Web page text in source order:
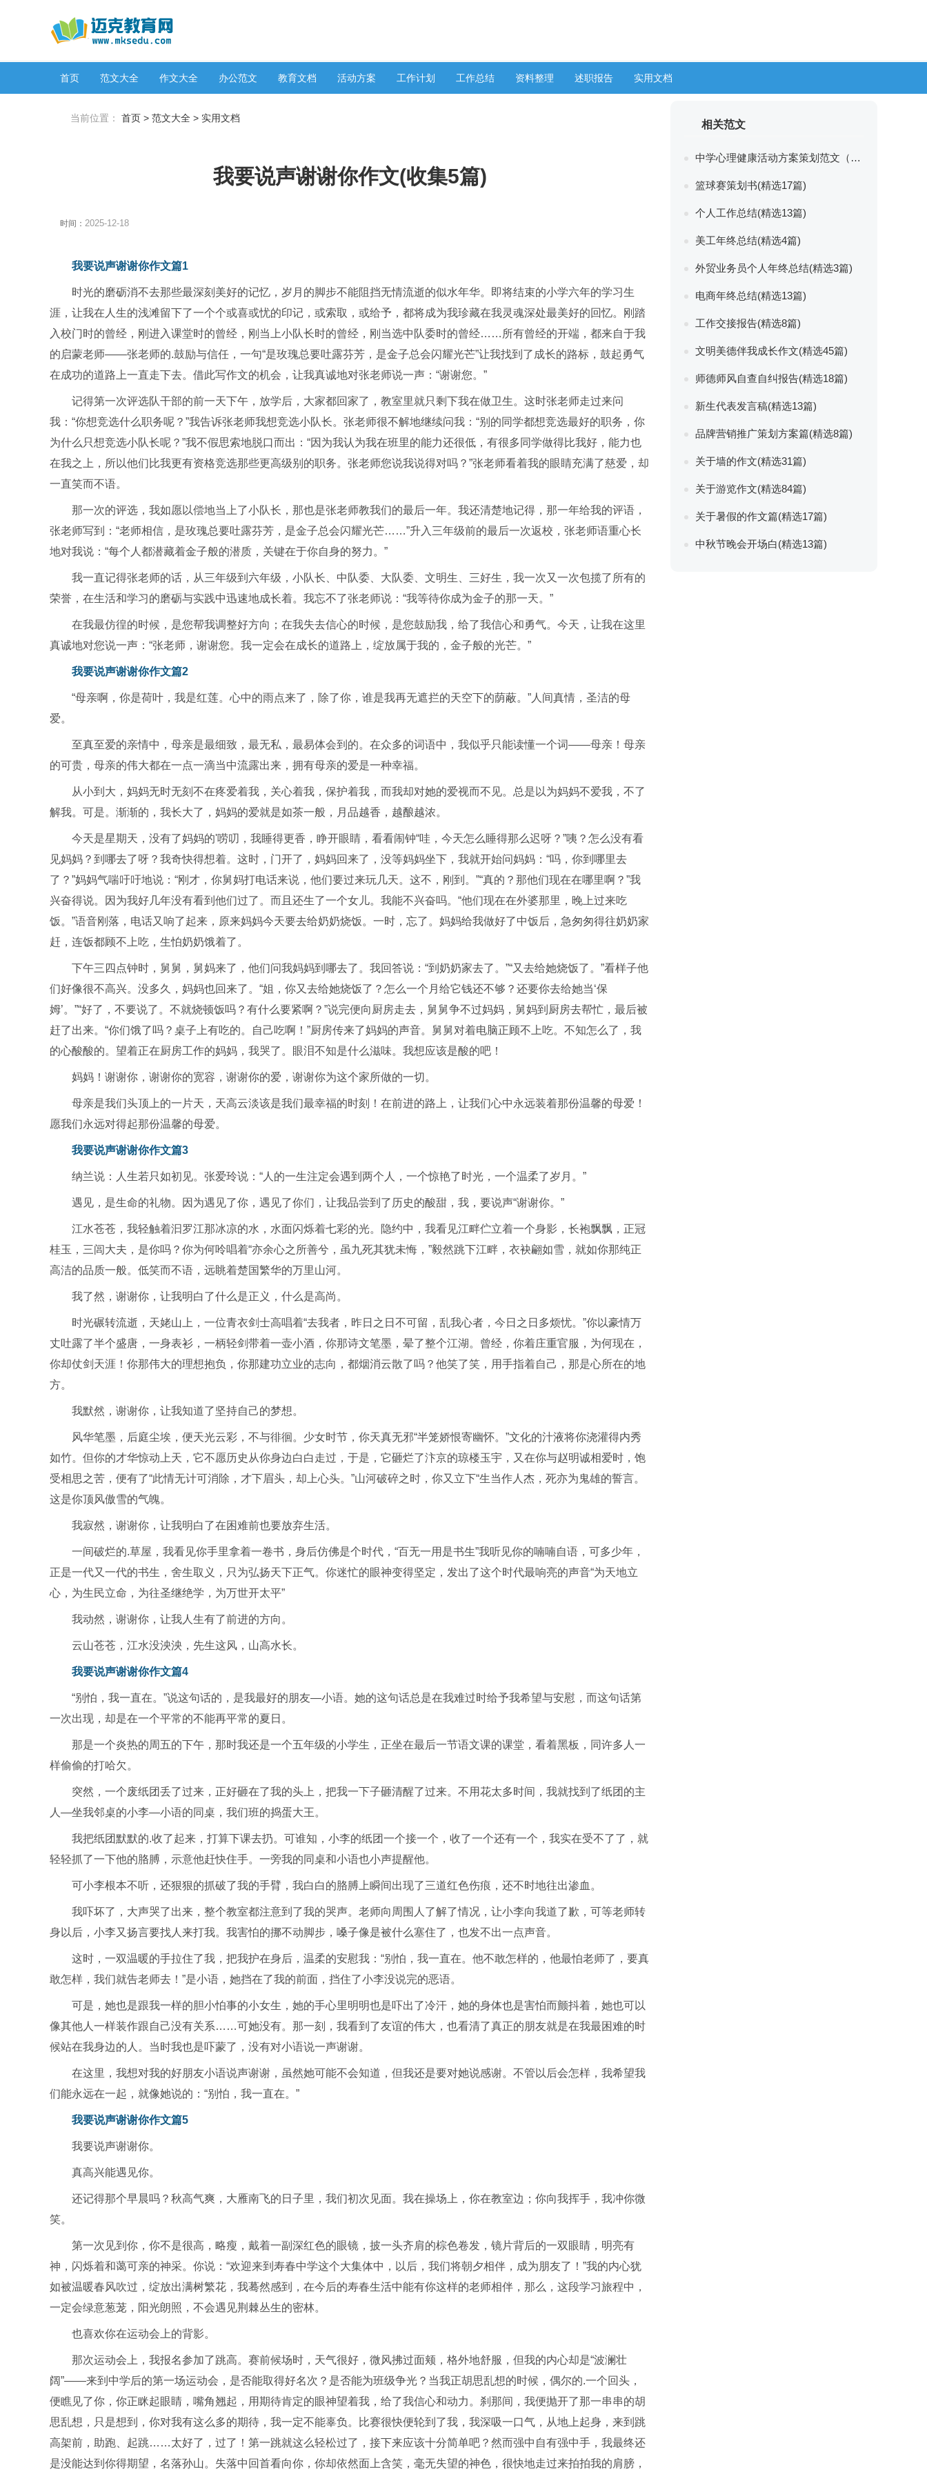
首页 范文大全 作文大全 办公范文 教育文档 活动方案 工作计划 工作总结 资料整理 述职报告 实用文档
当前位置： 首页 > 范文大全 > 实用文档
我要说声谢谢你作文(收集5篇)
时间： 2025-12-18
我要说声谢谢你作文篇1
时光的磨砺消不去那些最深刻美好的记忆，岁月的脚步不能阻挡无情流逝的似水年华。即将结束的小学六年的学习生
涯，让我在人生的浅滩留下了一个个或喜或忧的印记，或索取，或给予，都将成为我珍藏在我灵魂深处最美好的回忆。刚踏
入校门时的曾经，刚进入课堂时的曾经，刚当上小队长时的曾经，刚当选中队委时的曾经……所有曾经的开端，都来自于我
的启蒙老师——张老师的.鼓励与信任，一句“是玫瑰总要吐露芬芳，是金子总会闪耀光芒”让我找到了成长的路标，鼓起勇气
在成功的道路上一直走下去。借此写作文的机会，让我真诚地对张老师说一声：“谢谢您。”
记得第一次评选队干部的前一天下午，放学后，大家都回家了，教室里就只剩下我在做卫生。这时张老师走过来问
我：“你想竞选什么职务呢？”我告诉张老师我想竞选小队长。张老师很不解地继续问我：“别的同学都想竞选最好的职务，你
为什么只想竞选小队长呢？”我不假思索地脱口而出：“因为我认为我在班里的能力还很低，有很多同学做得比我好，能力也
在我之上，所以他们比我更有资格竞选那些更高级别的职务。张老师您说我说得对吗？”张老师看着我的眼睛充满了慈爱，却
一直笑而不语。
那一次的评选，我如愿以偿地当上了小队长，那也是张老师教我们的最后一年。我还清楚地记得，那一年给我的评语，
张老师写到：“老师相信，是玫瑰总要吐露芬芳，是金子总会闪耀光芒……”升入三年级前的最后一次返校，张老师语重心长
地对我说：“每个人都潜藏着金子般的潜质，关键在于你自身的努力。”
我一直记得张老师的话，从三年级到六年级，小队长、中队委、大队委、文明生、三好生，我一次又一次包揽了所有的
荣誉，在生活和学习的磨砺与实践中迅速地成长着。我忘不了张老师说：“我等待你成为金子的那一天。”
在我最仿徨的时候，是您帮我调整好方向；在我失去信心的时候，是您鼓励我，给了我信心和勇气。今天，让我在这里
真诚地对您说一声：“张老师，谢谢您。我一定会在成长的道路上，绽放属于我的，金子般的光芒。”
我要说声谢谢你作文篇2
“母亲啊，你是荷叶，我是红莲。心中的雨点来了，除了你，谁是我再无遮拦的天空下的荫蔽。”人间真情，圣洁的母
爱。
至真至爱的亲情中，母亲是最细致，最无私，最易体会到的。在众多的词语中，我似乎只能读懂一个词——母亲！母亲
的可贵，母亲的伟大都在一点一滴当中流露出来，拥有母亲的爱是一种幸福。
从小到大，妈妈无时无刻不在疼爱着我，关心着我，保护着我，而我却对她的爱视而不见。总是以为妈妈不爱我，不了
解我。可是。渐渐的，我长大了，妈妈的爱就是如茶一般，月品越香，越酿越浓。
今天是星期天，没有了妈妈的'唠叨，我睡得更香，睁开眼睛，看看闹钟“哇，今天怎么睡得那么迟呀？”咦？怎么没有看
见妈妈？到哪去了呀？我奇快得想着。这时，门开了，妈妈回来了，没等妈妈坐下，我就开始问妈妈：“吗，你到哪里去
了？”妈妈气喘吁吁地说：“刚才，你舅妈打电话来说，他们要过来玩几天。这不，刚到。”“真的？那他们现在在哪里啊？”我
兴奋得说。因为我好几年没有看到他们过了。而且还生了一个女儿。我能不兴奋吗。“他们现在在外婆那里，晚上过来吃
饭。”语音刚落，电话又响了起来，原来妈妈今天要去给奶奶烧饭。一时，忘了。妈妈给我做好了中饭后，急匆匆得往奶奶家
赶，连饭都顾不上吃，生怕奶奶饿着了。
下午三四点钟时，舅舅，舅妈来了，他们问我妈妈到哪去了。我回答说：“到奶奶家去了。”“又去给她烧饭了。”看样子他
们好像很不高兴。没多久，妈妈也回来了。“姐，你又去给她烧饭了？怎么一个月给它钱还不够？还要你去给她当‘保
姆’。”“好了，不要说了。不就烧顿饭吗？有什么要紧啊？”说完便向厨房走去，舅舅争不过妈妈，舅妈到厨房去帮忙，最后被
赶了出来。“你们饿了吗？桌子上有吃的。自己吃啊！”厨房传来了妈妈的声音。舅舅对着电脑正顾不上吃。不知怎么了，我
的心酸酸的。望着正在厨房工作的妈妈，我哭了。眼泪不知是什么滋味。我想应该是酸的吧！
妈妈！谢谢你，谢谢你的宽容，谢谢你的爱，谢谢你为这个家所做的一切。
母亲是我们头顶上的一片天，天高云淡该是我们最幸福的时刻！在前进的路上，让我们心中永远装着那份温馨的母爱！
愿我们永远对得起那份温馨的母爱。
我要说声谢谢你作文篇3
纳兰说：人生若只如初见。张爱玲说：“人的一生注定会遇到两个人，一个惊艳了时光，一个温柔了岁月。”
遇见，是生命的礼物。因为遇见了你，遇见了你们，让我品尝到了历史的酸甜，我，要说声“谢谢你。”
江水苍苍，我轻触着汩罗江那冰凉的水，水面闪烁着七彩的光。隐约中，我看见江畔伫立着一个身影，长袍飘飘，正冠
桂玉，三闾大夫，是你吗？你为何呤唱着“亦余心之所善兮，虽九死其犹未悔，”毅然跳下江畔，衣袂翩如雪，就如你那纯正
高洁的品质一般。低笑而不语，远眺着楚国繁华的万里山河。
我了然，谢谢你，让我明白了什么是正义，什么是高尚。
时光碾转流逝，天姥山上，一位青衣剑士高唱着“去我者，昨日之日不可留，乱我心者，今日之日多烦忧。”你以豪情万
丈吐露了半个盛唐，一身表衫，一柄轻剑带着一壶小酒，你那诗文笔墨，晕了整个江湖。曾经，你着庄重官服，为何现在，
你却仗剑天涯！你那伟大的理想抱负，你那建功立业的志向，都烟消云散了吗？他笑了笑，用手指着自己，那是心所在的地
方。
我默然，谢谢你，让我知道了坚持自己的梦想。
风华笔墨，后庭尘埃，便天光云彩，不与徘徊。少女时节，你天真无邪“半笼娇恨寄幽怀。”文化的汁液将你浇灌得内秀
如竹。但你的才华惊动上天，它不愿历史从你身边白白走过，于是，它砸烂了汴京的琼楼玉宇，又在你与赵明诚相爱时，饱
受相思之苦，便有了“此情无计可消除，才下眉头，却上心头。”山河破碎之时，你又立下“生当作人杰，死亦为鬼雄的誓言。
这是你顶风傲雪的气魄。
我寂然，谢谢你，让我明白了在困难前也要放弃生活。
一间破烂的.草屋，我看见你手里拿着一卷书，身后仿佛是个时代，“百无一用是书生”我听见你的喃喃自语，可多少年，
正是一代又一代的书生，舍生取义，只为弘扬天下正气。你迷忙的眼神变得坚定，发出了这个时代最响亮的声音“为天地立
心，为生民立命，为往圣继绝学，为万世开太平”
我动然，谢谢你，让我人生有了前进的方向。
云山苍苍，江水没泱泱，先生这风，山高水长。
我要说声谢谢你作文篇4
“别怕，我一直在。”说这句话的，是我最好的朋友—小语。她的这句话总是在我难过时给予我希望与安慰，而这句话第
一次出现，却是在一个平常的不能再平常的夏日。
那是一个炎热的周五的下午，那时我还是一个五年级的小学生，正坐在最后一节语文课的课堂，看着黑板，同许多人一
样偷偷的打哈欠。
突然，一个废纸团丢了过来，正好砸在了我的头上，把我一下子砸清醒了过来。不用花太多时间，我就找到了纸团的主
人—坐我邻桌的小李—小语的同桌，我们班的捣蛋大王。
我把纸团默默的.收了起来，打算下课去扔。可谁知，小李的纸团一个接一个，收了一个还有一个，我实在受不了了，就
轻轻抓了一下他的胳膊，示意他赶快住手。一旁我的同桌和小语也小声提醒他。
可小李根本不听，还狠狠的抓破了我的手臂，我白白的胳膊上瞬间出现了三道红色伤痕，还不时地往出渗血。
我吓坏了，大声哭了出来，整个教室都注意到了我的哭声。老师向周围人了解了情况，让小李向我道了歉，可等老师转
身以后，小李又扬言要找人来打我。我害怕的挪不动脚步，嗓子像是被什么塞住了，也发不出一点声音。
这时，一双温暖的手拉住了我，把我护在身后，温柔的安慰我：“别怕，我一直在。他不敢怎样的，他最怕老师了，要真
敢怎样，我们就告老师去！”是小语，她挡在了我的前面，挡住了小李没说完的恶语。
可是，她也是跟我一样的胆小怕事的小女生，她的手心里明明也是吓出了冷汗，她的身体也是害怕而颤抖着，她也可以
像其他人一样装作跟自己没有关系……可她没有。那一刻，我看到了友谊的伟大，也看清了真正的朋友就是在我最困难的时
候站在我身边的人。当时我也是吓蒙了，没有对小语说一声谢谢。
在这里，我想对我的好朋友小语说声谢谢，虽然她可能不会知道，但我还是要对她说感谢。不管以后会怎样，我希望我
们能永远在一起，就像她说的：“别怕，我一直在。”
我要说声谢谢你作文篇5
我要说声谢谢你。
真高兴能遇见你。
还记得那个早晨吗？秋高气爽，大雁南飞的日子里，我们初次见面。我在操场上，你在教室边；你向我挥手，我冲你微
笑。
第一次见到你，你不是很高，略瘦，戴着一副深红色的眼镜，披一头齐肩的棕色卷发，镜片背后的一双眼睛，明亮有
神，闪烁着和蔼可亲的神采。你说：“欢迎来到寿春中学这个大集体中，以后，我们将朝夕相伴，成为朋友了！”我的内心犹
如被温暖春风吹过，绽放出满树繁花，我蓦然感到，在今后的寿春生活中能有你这样的老师相伴，那么，这段学习旅程中，
一定会绿意葱茏，阳光朗照，不会遇见荆棘丛生的密林。
也喜欢你在运动会上的背影。
那次运动会上，我报名参加了跳高。赛前候场时，天气很好，微风拂过面颊，格外地舒服，但我的内心却是“波澜壮
阔”——来到中学后的第一场运动会，是否能取得好名次？是否能为班级争光？当我正胡思乱想的时候，偶尔的.一个回头，
便瞧见了你，你正眯起眼睛，嘴角翘起，用期待肯定的眼神望着我，给了我信心和动力。刹那间，我便抛开了那一串串的胡
思乱想，只是想到，你对我有这么多的期待，我一定不能辜负。比赛很快便轮到了我，我深吸一口气，从地上起身，来到跳
高架前，助跑、起跳……太好了，过了！第一跳就这么轻松过了，接下来应该十分简单吧？然而强中自有强中手，我最终还
是没能达到你得期望，名落孙山。失落中回首看向你，你却依然面上含笑，毫无失望的神色，很快地走过来拍拍我的肩膀，
相关范文
中学心理健康活动方案策划范文（精选2篇）
篮球赛策划书(精选17篇)
个人工作总结(精选13篇)
美工年终总结(精选4篇)
外贸业务员个人年终总结(精选3篇)
电商年终总结(精选13篇)
工作交接报告(精选8篇)
文明美德伴我成长作文(精选45篇)
师德师风自查自纠报告(精选18篇)
新生代表发言稿(精选13篇)
品牌营销推广策划方案篇(精选8篇)
关于墙的作文(精选31篇)
关于游览作文(精选84篇)
关于暑假的作文篇(精选17篇)
中秋节晚会开场白(精选13篇)